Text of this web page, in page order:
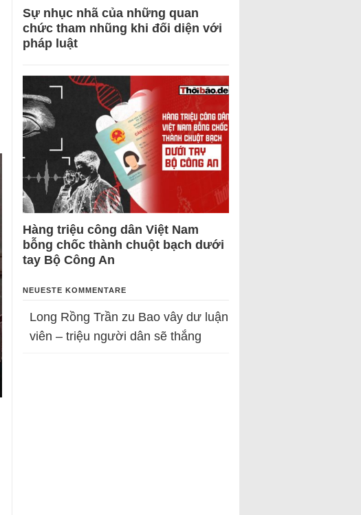
Sự nhục nhã của những quan
chức tham nhũng khi đối diện với
pháp luật
Hàng triệu công dân Việt Nam
bỗng chốc thành chuột bạch dưới
tay Bộ Công An
NEUESTE KOMMENTARE
Long Rồng Trần zu Bao vây dư luận
viên – triệu người dân sẽ thắng